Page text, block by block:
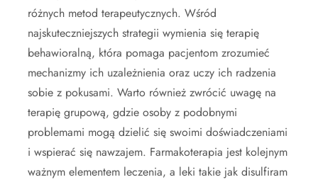
różnych metod terapeutycznych. Wśród
najskuteczniejszych strategii wymienia się terapię
behawioralną, która pomaga pacjentom zrozumieć
mechanizmy ich uzależnienia oraz uczy ich radzenia
sobie z pokusami. Warto również zwrócić uwagę na
terapię grupową, gdzie osoby z podobnymi
problemami mogą dzielić się swoimi doświadczeniami
i wspierać się nawzajem. Farmakoterapia jest kolejnym
ważnym elementem leczenia, a leki takie jak disulfiram